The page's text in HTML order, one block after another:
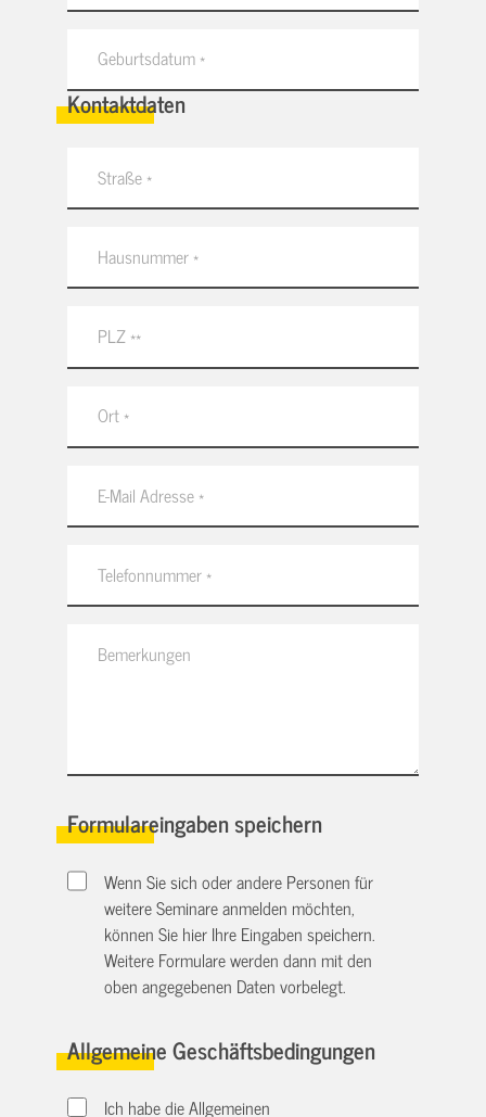
Kontaktdaten
Formulareingaben speichern
Wenn Sie sich oder andere Personen für
weitere Seminare anmelden möchten,
können Sie hier Ihre Eingaben speichern.
Weitere Formulare werden dann mit den
oben angegebenen Daten vorbelegt.
Allgemeine Geschäftsbedingungen
Ich habe die Allgemeinen